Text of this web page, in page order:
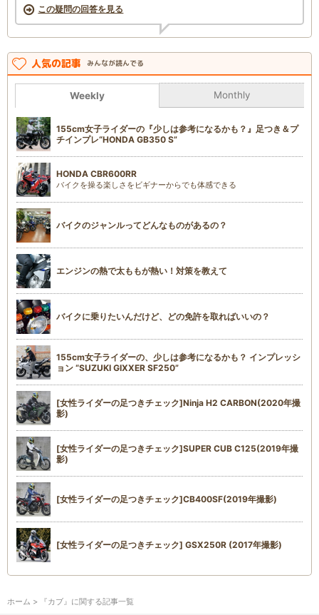
この疑問の回答を見る
人気の記事 みんなが読んでる
Weekly Monthly
155cm女子ライダーの『少しは参考になるかも？』足つき＆プ
チインプレ“HONDA GB350 S”
HONDA CBR600RR
バイクを操る楽しさをビギナーからでも体感できる
バイクのジャンルってどんなものがあるの？
エンジンの熱で太ももが熱い！対策を教えて
バイクに乗りたいんだけど、どの免許を取ればいいの？
155cm女子ライダーの、少しは参考になるかも？ インプレッシ
ョン “SUZUKI GIXXER SF250”
[女性ライダーの足つきチェック]Ninja H2 CARBON(2020年撮
影)
[女性ライダーの足つきチェック]SUPER CUB C125(2019年撮
影)
[女性ライダーの足つきチェック]CB400SF(2019年撮影)
[女性ライダーの足つきチェック] GSX250R (2017年撮影)
ホーム > 『カブ』に関する記事一覧